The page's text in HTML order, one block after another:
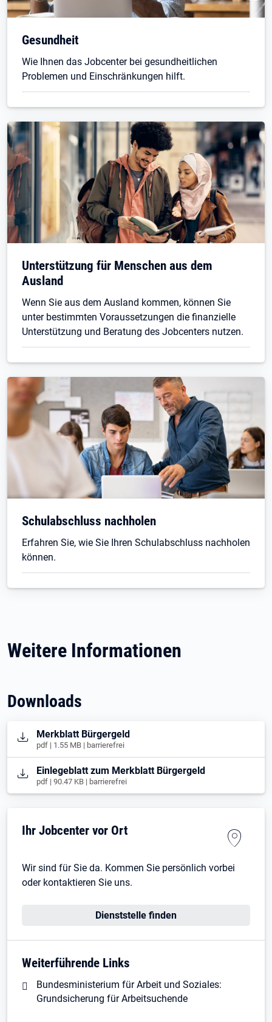
Gesundheit
Wie Ihnen das Jobcenter bei gesundheitlichen
Problemen und Einschränkungen hilft.
Unterstützung für Menschen aus dem
Ausland
Wenn Sie aus dem Ausland kommen, können Sie
unter bestimmten Voraussetzungen die finanzielle
Unterstützung und Beratung des Jobcenters nutzen.
Schulabschluss nachholen
Erfahren Sie, wie Sie Ihren Schulabschluss nachholen
können.
Weitere Informationen
Downloads
Öffnet in neuem Tab
Merkblatt Bürgergeld
pdf | 1.55 MB | barrierefrei
Öffnet in neuem Tab
Einlegeblatt zum Merkblatt Bürgergeld
pdf | 90.47 KB | barrierefrei
Ihr Jobcenter vor Ort
Wir sind für Sie da. Kommen Sie persönlich vorbei
oder kontaktieren Sie uns.
Dienststelle finden
Weiterführende Links
Bundesministerium für Arbeit und Soziales:
Grundsicherung für Arbeitsuchende